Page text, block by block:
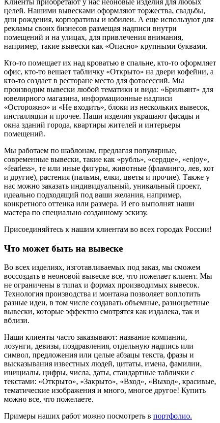
целей. Нашими вывесками оформляют торжества, свадьбы,
дни рождения, корпоративы и юбилеи. А еще используют для
рекламы своих бизнесов размещая надписи внутри
помещений и на улицах, для привлечения внимания,
например, такие вывески как «Опасно» крупными буквами.
Кто-то помещает их над кроватью в спальне, кто-то оформляет
офис, кто-то вешает табличку «Открыто» на двери кофейни, а
кто-то создает в ресторане место для фотосессий. Мы
производим вывески любой тематики и вида: «Брильянт» для
ювелирного магазина, информационные надписи
«Осторожно» и «Не входить», блоки из нескольких вывесок,
инсталляции и прочее. Наши изделия украшают фасады и
окна зданий города, квартиры жителей и интерьеры
помещений.
Мы работаем по шаблонам, предлагая популярные,
современные вывески, такие как «рубль», «сердце», «enjoy»,
«fearless», те или иные фигуры, животные (фламинго, лев, кот
и другие), растения (пальмы, елки, цветы и прочие). Также у
нас можно заказать индивидуальный, уникальный проект,
идеально подходящий под ваши желания, например,
конкретного оттенка или размера. И его выполнят наши
мастера по специально созданному эскизу.
Присоединяйтесь к нашим клиентам во всех городах России!
Что может быть на вывеске
Во всех изделиях, изготавливаемых под заказ, мы сможем
воссоздать в неоновой вывеске все, что пожелает клиент. Мы
не ограничены в типах и формах производимых вывесок.
Технология производства и монтажа позволяет воплотить
разные идеи, в том числе создавать объемные, разноцветные
вывески, которые эффектно смотрятся как издалека, так и
вблизи.
Наши клиенты часто заказывают: название компании,
лозунги, девизы, поздравления, отдельную надпись или
символ, предложения или целые абзацы текста, фразы и
высказывания известных людей, цитаты, имена, фамилии,
инициалы, цифры, числа, даты, стандартные таблички с
текстами: «Открыто», «Закрыто», «Вход», «Выход», красивые,
тематические изображения и много, многое другое! Купить
можно все, что пожелаете.
Примеры наших работ можно посмотреть в портфолио.